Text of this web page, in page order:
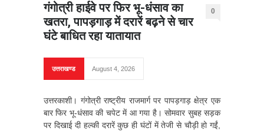
गंगोत्री हाईवे पर फिर भू-धंसाव का
खतरा, पापड़गाड़ में दरारें बढ़ने से चार
घंटे बाधित रहा यातायात
0
उत्तराखण्ड August 4, 2026
उत्तरकाशी। गंगोत्री राष्ट्रीय राजमार्ग पर पापड़गाड़ क्षेत्र एक
बार फिर भू-धंसाव की चपेट में आ गया है। सोमवार सुबह सड़क
पर दिखाई दी हल्की दरारें कुछ ही घंटों में तेजी से चौड़ी हो गईं,